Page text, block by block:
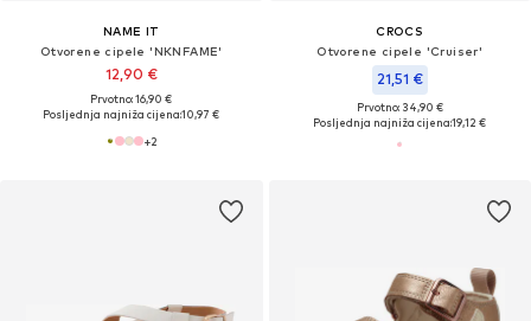
NAME IT
Otvorene cipele 'NKNFAME'
12,90 €
Prvotno: 16,90 €
Posljednja najniža cijena:10,97 €
+2
CROCS
Otvorene cipele 'Cruiser'
21,51 €
Prvotno: 34,90 €
Posljednja najniža cijena:19,12 €